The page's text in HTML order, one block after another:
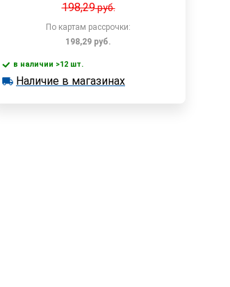
198,29руб.
По картам рассрочки:
198,29 руб.
В корзину
в наличии >12 шт.
в наличии >12 шт.
Наличие в магазинах